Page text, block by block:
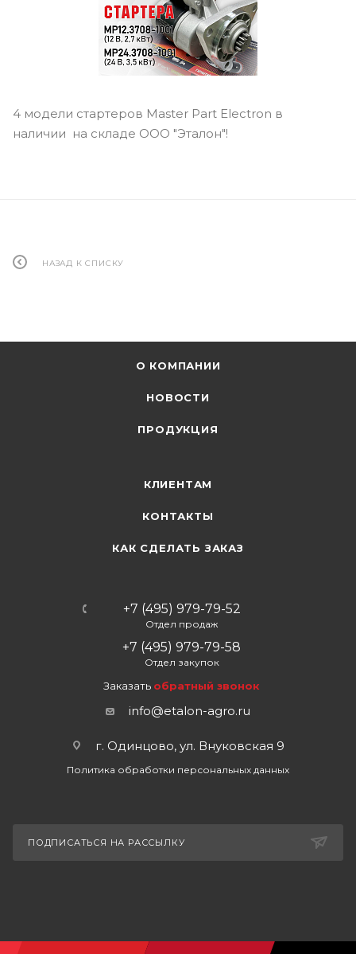
4 модели стартеров Master Part Electron в
наличии на складе ООО "Эталон"!
НАЗАД К СПИСКУ
О КОМПАНИИ
НОВОСТИ
ПРОДУКЦИЯ
КЛИЕНТАМ
КОНТАКТЫ
КАК СДЕЛАТЬ ЗАКАЗ
+7 (495) 979-79-52
Отдел продаж
+7 (495) 979-79-58
Отдел закупок
Заказать обратный звонок
info@etalon-agro.ru
г. Одинцово, ул. Внуковская 9
Политика обработки персональных данных
ПОДПИСАТЬСЯ НА РАССЫЛКУ